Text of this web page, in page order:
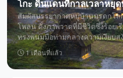
โกะ ดินแดนที่กาลเวลาหยุ
สัมผัสบรรยากาศหมู่บ้านมรดกโ
โพลน ดั่งภาพวาดที่มีชีวิตซึ่งร้อยเ
ทรงพนมมือท่ามกลางความเงียบ
1 เดือนที่แล้ว